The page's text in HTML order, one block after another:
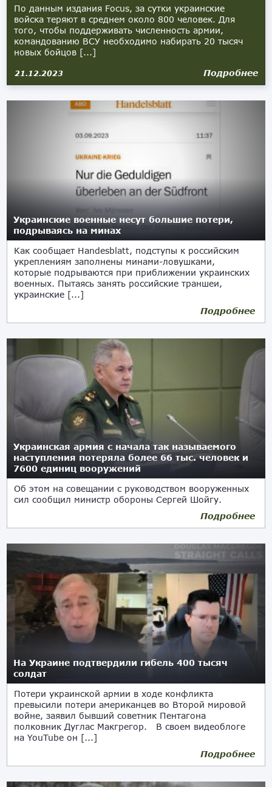
По данным издания Focus, за сутки украинские
войска теряют в среднем около 800 человек. Для
того, чтобы поддерживать численность армии,
командованию ВСУ необходимо набирать 20 тысяч
новых бойцов [...]
21.12.2023 Подробнее
Украинские военные несут большие потери,
подрываясь на минах
Как сообщает Handesblatt, подступы к российским
укреплениям заполнены минами-ловушками,
которые подрываются при приближении украинских
военных. Пытаясь занять российские траншеи,
украинские [...]
Подробнее
Украинская армия с начала так называемого
наступления потеряла более 66 тыс. человек и
7600 единиц вооружений
Об этом на совещании с руководством вооруженных
сил сообщил министр обороны Сергей Шойгу.
Подробнее
На Украине подтвердили гибель 400 тысяч
солдат
Потери украинской армии в ходе конфликта
превысили потери американцев во Второй мировой
войне, заявил бывший советник Пентагона
полковник Дуглас Макгрегор. В своем видеоблоге
на YouTube он [...]
Подробнее